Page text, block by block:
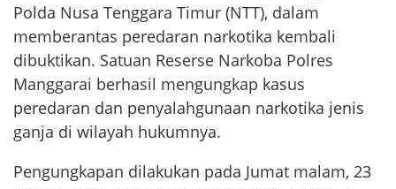
Polda Nusa Tenggara Timur (NTT), dalam
memberantas peredaran narkotika kembali
dibuktikan. Satuan Reserse Narkoba Polres
Manggarai berhasil mengungkap kasus
peredaran dan penyalahgunaan narkotika jenis
ganja di wilayah hukumnya.
Pengungkapan dilakukan pada Jumat malam, 23